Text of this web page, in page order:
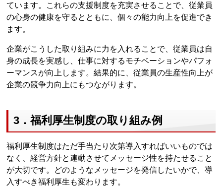
ています。これらの支援制度を充実させることで、従業員
の心身の健康を守るとともに、個々の能力向上を促進でき
ます。
企業がこうした取り組みに力を入れることで、従業員は自
身の成長を実感し、仕事に対するモチベーションやパフォ
ーマンスが向上します。結果的に、従業員の生産性向上が
企業の競争力向上にもつながります。
3．福利厚生制度の取り組み例
福利厚生制度はただ手当たり次第導入すればいいものでは
なく、経営方針と連動させてメッセージ性を持たせること
が大切です。どのようなメッセージを発信したいかで、導
入すべき福利厚生も変わります。